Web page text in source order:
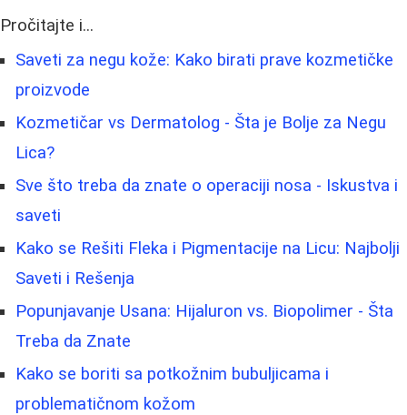
Pročitajte i...
Saveti za negu kože: Kako birati prave kozmetičke
proizvode
Kozmetičar vs Dermatolog - Šta je Bolje za Negu
Lica?
Sve što treba da znate o operaciji nosa - Iskustva i
saveti
Kako se Rešiti Fleka i Pigmentacije na Licu: Najbolji
Saveti i Rešenja
Popunjavanje Usana: Hijaluron vs. Biopolimer - Šta
Treba da Znate
Kako se boriti sa potkožnim bubuljicama i
problematičnom kožom